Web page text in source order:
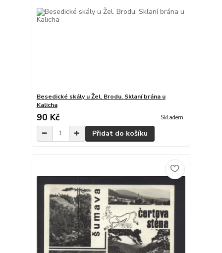
Besedické skály u Žel. Brodu. Sklaní brána u
Kalicha
90 Kč Skladem
Přidat do košíku